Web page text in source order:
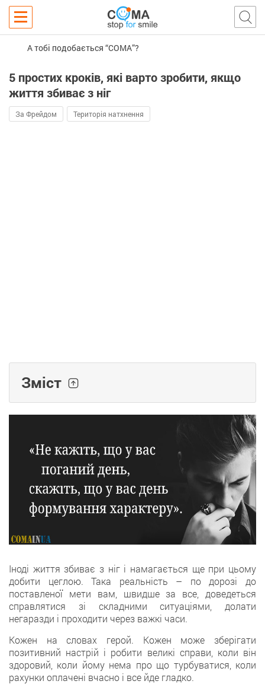
А тобі подобається “COMA”?
5 простих кроків, які варто зробити, якщо
життя збиває з ніг
За Фрейдом Територія натхнення
Зміст
Іноді життя збиває з ніг і намагається ще при цьому
добити цеглою. Така реальність – по дорозі до
поставленої мети вам, швидше за все, доведеться
справлятися зі складними ситуаціями, долати
негаразди і проходити через важкі часи.
Кожен на словах герой. Кожен може зберігати
позитивний настрій і робити великі справи, коли він
здоровий, коли йому нема про що турбуватися, коли
рахунки оплачені вчасно і все йде гладко.